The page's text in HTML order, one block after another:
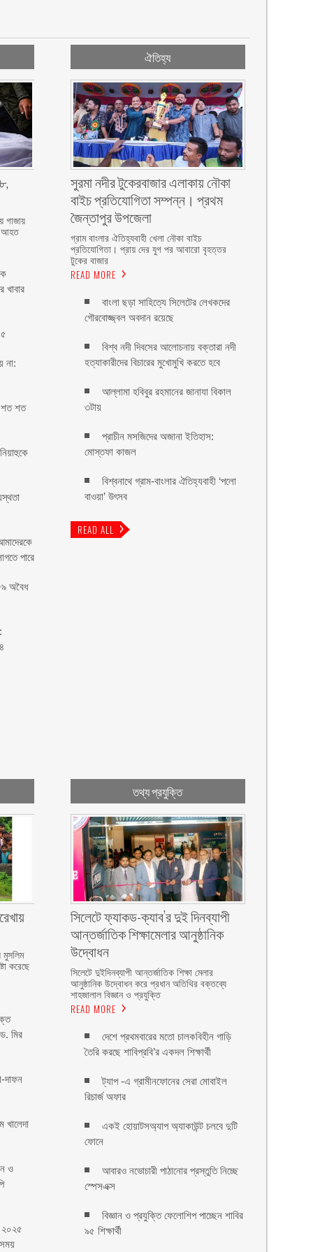
গাজায়
আহত
খাবার
না:
শত শত
পারে
অবৈধ
ঐতিহ্য
সুরমা নদীর টুকেরবাজার এলাকায় নৌকা
বাইচ প্রতিযোগিতা সম্পন্ন। প্রথম
জৈন্তাপুর উপজেলা
গ্রাম বাংলার ঐতিহ্যবাহী খেলা নৌকা বাইচ
প্রতিযোগিতা। প্রায় দের যুগ পর আবারো বৃহত্তর
টুকের বাজার
READ MORE
বাংলা ছড়া সাহিত্যে সিলেটের লেখকদের
গৌরবোজ্জ্বল অবদান রয়েছে
বিশ্ব নদী দিবসের আলোচনায় বক্তারা নদী
হত্যাকারীদের বিচারের মুখোমুখি করতে হবে
আল্লামা হবিবুর রহমানের জানাযা বিকাল
৩টায়
প্রাচীন মসজিদের অজানা ইতিহাস:
মোস্তফা কাজল
বিশ্বনাথে গ্রাম-বাংলার ঐতিহ্যবাহী ‘পলো
বাওয়া’ উৎসব
READ ALL
মুসলিম
করেছে
মির
দাফন
খালেদা
ও
২০২৫
তথ্য প্রযুক্তি
সিলেটে ফ্যাকড-ক্যাব’র দুই দিনব্যাপী
আন্তর্জাতিক শিক্ষামেলার আনুষ্ঠানিক
উদ্বোধন
সিলেটে দুইদিনব্যাপী আন্তর্জাতিক শিক্ষা মেলার
আনুষ্ঠানিক উদ্বোধন করে প্রধান অতিথির বক্তব্যে
শাহজালাল বিজ্ঞান ও প্রযুক্তি
READ MORE
দেশে প্রথমবারের মতো চালকবিহীন গাড়ি
তৈরি করছে শাবিপ্রবি’র একদল শিক্ষার্থী
ট্যাপ -এ গ্রামীনফোনের সেরা মোবাইল
রিচার্জ অফার
একই হোয়াটসঅ্যাপ অ্যাকাউন্ট চলবে দুটি
ফোনে
আবারও নভোচারী পাঠানোর প্রস্তুতি নিচ্ছে
স্পেসএক্স
বিজ্ঞান ও প্রযুক্তি ফেলোশিপ পাচ্ছেন শাবির
৯৫ শিক্ষার্থী